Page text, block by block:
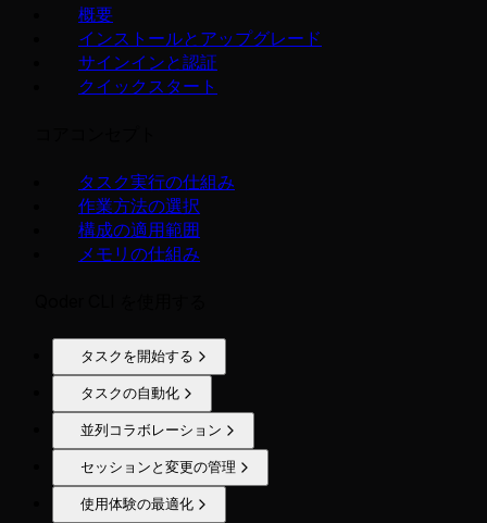
概要
インストールとアップグレード
サインインと認証
クイックスタート
タスク実行の仕組み
作業方法の選択
構成の適用範囲
メモリの仕組み
タスクを開始する
タスクの自動化
並列コラボレーション
セッションと変更の管理
使用体験の最適化